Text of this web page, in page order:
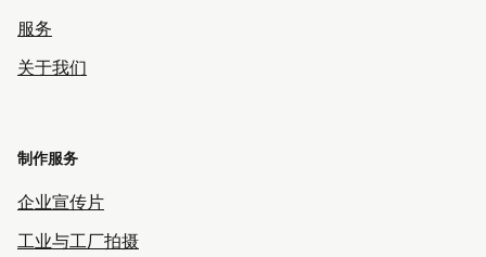
服务
关于我们
制作服务
企业宣传片
工业与工厂拍摄